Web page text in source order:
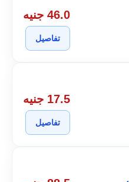
46.0 جنيه
تفاصيل
17.5 جنيه
تفاصيل